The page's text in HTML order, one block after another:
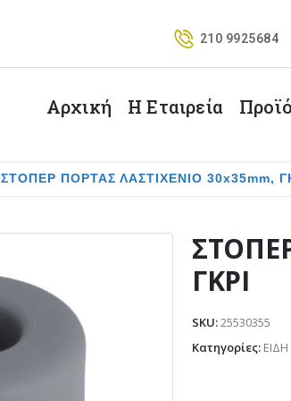
210 9925684
Αρχική Η Εταιρεία
ΣΤΟΠΕΡ ΠΟΡΤΑΣ ΛΑΣΤΙΧΕΝΙΟ 30x35mm,
ΓΚΡΙ
SKU:25530355
Κατηγορίες: ΕΙΔΗ